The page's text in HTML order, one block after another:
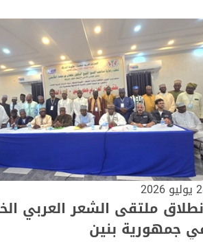
ملتقى الشعر العربي
جمهورية بنين